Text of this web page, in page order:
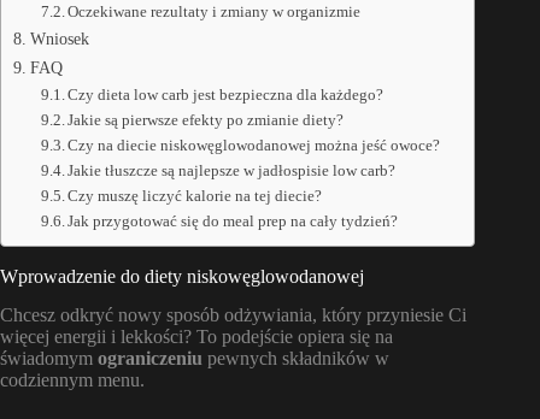
Oczekiwane rezultaty i zmiany w organizmie
Wniosek
FAQ
Czy dieta low carb jest bezpieczna dla każdego?
Jakie są pierwsze efekty po zmianie diety?
Czy na diecie niskowęglowodanowej można jeść owoce?
Jakie tłuszcze są najlepsze w jadłospisie low carb?
Czy muszę liczyć kalorie na tej diecie?
Jak przygotować się do meal prep na cały tydzień?
Wprowadzenie do diety niskowęglowodanowej
Chcesz odkryć nowy sposób odżywiania, który przyniesie Ci
więcej energii i lekkości? To podejście opiera się na
świadomym ograniczeniu pewnych składników w
codziennym menu.